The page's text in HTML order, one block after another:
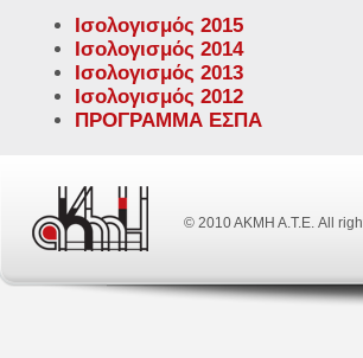
Ισολογισμός 2015
Ισολογισμός 2014
Ισολογισμός 2013
Ισολογισμός 2012
ΠΡΟΓΡΑΜΜΑ ΕΣΠΑ
© 2010 ΑΚΜΗ Α.Τ.Ε. All